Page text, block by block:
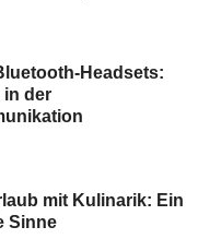
Headsets:
in der
mit Kulinarik: Ein
Sinne